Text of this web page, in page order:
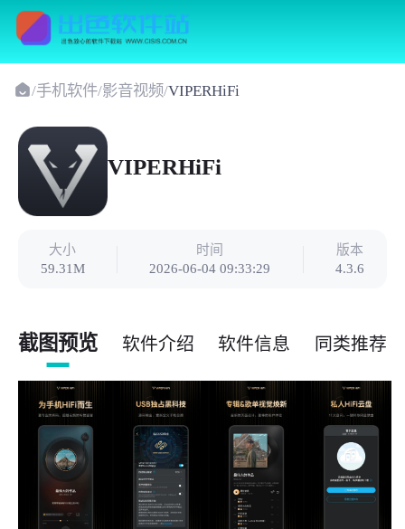
/手机软件/影音视频/VIPERHiFi
VIPERHiFi
大小
59.31M
时间
2026-06-04 09:33:29
版本
4.3.6
截图预览 软件介绍 软件信息 同类推荐